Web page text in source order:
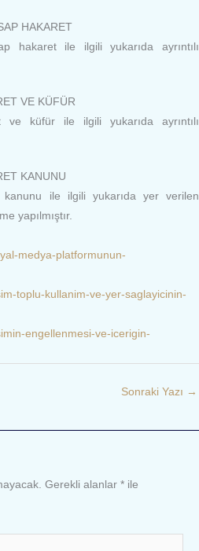
HAKARET
hakaret ile ilgili yukarıda ayrıntılı
VE KÜFÜR
ve küfür ile ilgili yukarıda ayrıntılı
KANUNU
kanunu ile ilgili yukarıda yer verilen
yapılmıştır.
medya-platformunun-
toplu-kullanim-ve-yer-saglayicinin-
engellenmesi-ve-icerigin-
Sonraki Yazı →
Gerekli alanlar * ile